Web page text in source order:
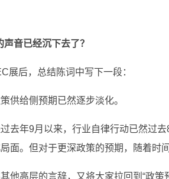
音已经沉下去了？
展后，总结陈词中写下一段：
供给侧预期已然逐步淡化。
去年9月以来，行业自律行动已然过
面。但对于更深政策的预期，随着时
他高层的言辞，又将大家拉回到“政